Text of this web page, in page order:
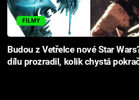
FILMY
Budou z Vetřelce nové Star
dílu prozradil, kolik chystá